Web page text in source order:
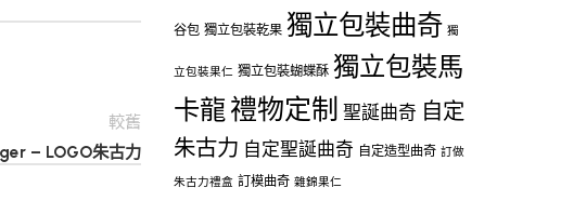
較舊
– LOGO朱古力
谷包 獨立包裝乾果 獨立包裝曲奇 獨
立包裝果仁 獨立包裝蝴蝶酥 獨立包裝馬
卡龍禮物定制 聖誕曲奇 自定
朱古力 自定聖誕曲奇 自定造型曲奇 訂做
朱古力禮盒 訂模曲奇 雜錦果仁